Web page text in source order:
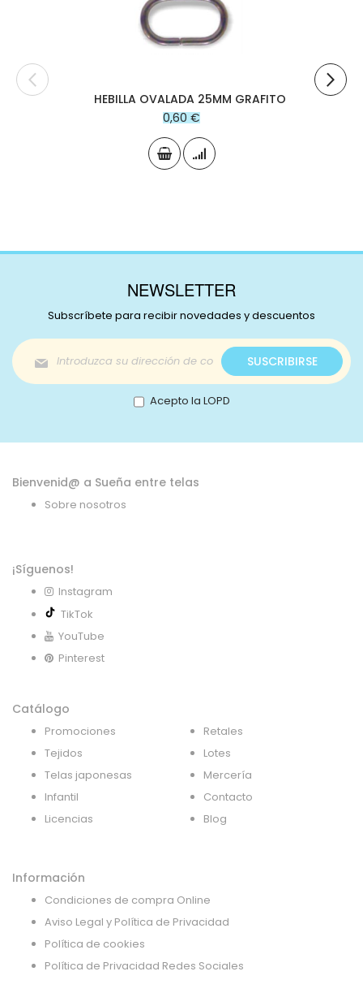
HEBILLA OVALADA 25MM GRAFITO
0,60 €
NEWSLETTER
Subscríbete para recibir novedades y descuentos
Inscríbase
a
nuestro
boletín
de
SUSCRIBIRSE
Acepto la LOPD
Bienvenid@ a Sueña entre telas
Sobre nosotros
¡Síguenos!
Instagram
TikTok
YouTube
Pinterest
Catálogo
Promociones
Tejidos
Telas japonesas
Infantil
Licencias
Retales
Lotes
Mercería
Contacto
Blog
Información
Condiciones de compra Online
Aviso Legal y Política de Privacidad
Política de cookies
Política de Privacidad Redes Sociales